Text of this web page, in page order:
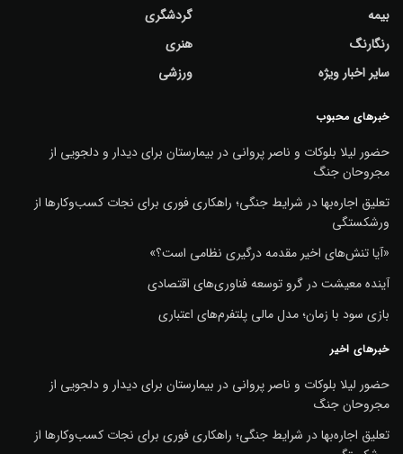
بیمه
رنگارنگ
سایر اخبار ویژه
گردشگری
هنری
ورزشی
خبرهای محبوب
حضور لیلا بلوکات و ناصر پروانی در بیمارستان برای دیدار و دلجویی از
مجروحان جنگ
تعلیق اجاره‌بها در شرایط جنگی؛ راهکاری فوری برای نجات کسب‌وکارها از
ورشکستگی
«آیا تنش‌های اخیر مقدمه درگیری نظامی است؟»
آینده معیشت در گرو توسعه فناوری‌های اقتصادی
بازی سود با زمان؛ مدل مالی پلتفرم‌های اعتباری
خبرهای اخیر
حضور لیلا بلوکات و ناصر پروانی در بیمارستان برای دیدار و دلجویی از
مجروحان جنگ
تعلیق اجاره‌بها در شرایط جنگی؛ راهکاری فوری برای نجات کسب‌وکارها از